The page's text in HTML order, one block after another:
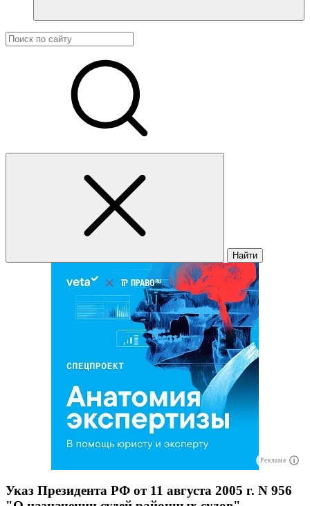
Найти
Реклама
Указ Президента РФ от 11 августа 2005 г. N 956